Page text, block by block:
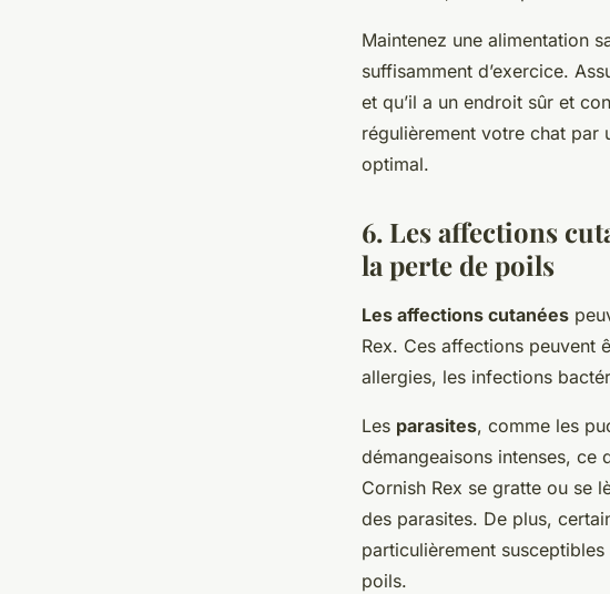
Maintenez une alimentation
suffisamment d’exercice.
et qu’il a un endroit sûr et
régulièrement votre chat par
optimal.
6. Les affections
la perte de poils
Les affections cutanées
Rex. Ces affections peuvent
allergies, les infections
Les parasites, comme les
démangeaisons intenses, ce
Cornish Rex se gratte ou se
des parasites. De plus,
particulièrement
poils.